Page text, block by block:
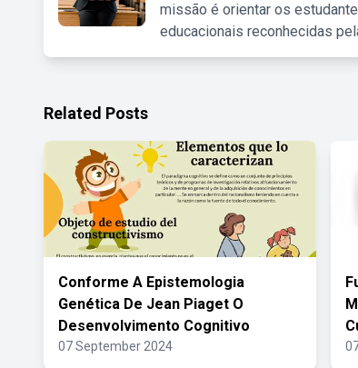
missão é orientar os
educacionais reconhecidas
Related Posts
Conforme A Epistemologia
Genética De Jean Piaget O
Desenvolvimento Cognitivo
07 September 2024